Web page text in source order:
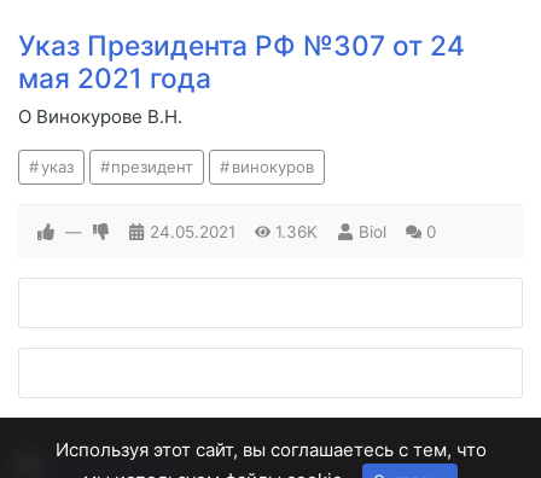
Указ Президента РФ №307 от 24
мая 2021 года
О Винокурове В.Н.
указ президент винокуров
— 24.05.2021 1.36K Biol 0
Используя этот сайт, вы соглашаетесь с тем, что